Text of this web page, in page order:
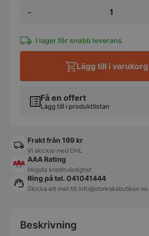
-
svart
-
625x565x900mm
I lager för snabb leverans
Få en offert
Lägg till i produktlistan
Lägg till i varukorg
Frakt från 199 kr
Vi skickar med DHL
AAA Rating
Högsta kreditvärdighet
Ring på tel. 041041444
Skicka ett mail till info@storkoksbutiken.se.
Beskrivning